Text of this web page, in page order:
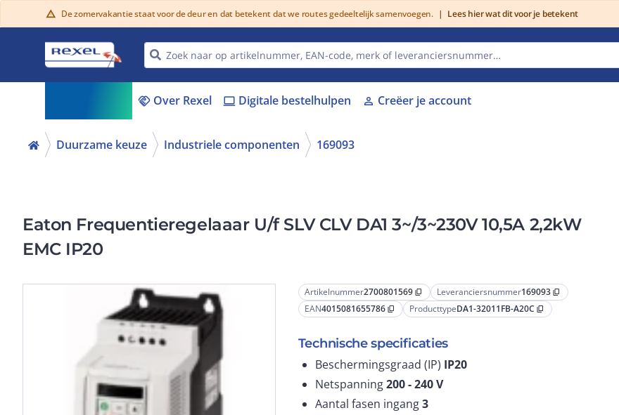
warning De zomervakantie staat voor de deur en dat betekent dat we routes gedeeltelijk samenvoegen. | Lees hier wat dit voor je betekent
handshake Over Rexel laptop Digitale bestelhulpen person Creëer je account
Duurzame keuze Industriele componenten 169093
Eaton Frequentieregelaaar U/f SLV CLV DA1 3~/3~230V 10,5A 2,2kW
EMC IP20
Artikelnummer2700801569 content_copy Leveranciersnummer169093 content_copy
EAN4015081655786 content_copy ProducttypeDA1-32011FB-A20C content_copy
Technische specificaties
Beschermingsgraad (IP) IP20
Netspanning200 - 240V
Aantal fasen ingang3